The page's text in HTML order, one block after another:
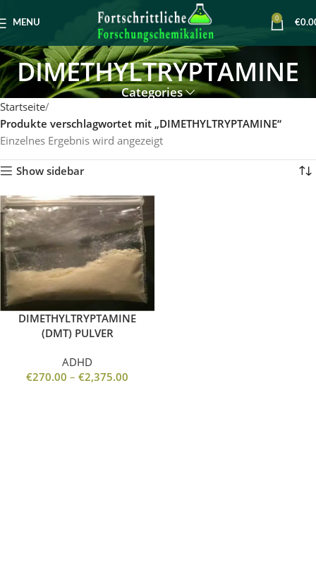
MENU
0
€
DIMETHYLTRYPTAMINE
Categories
Startseite
Produkte verschlagwortet mit „DIMETHYLTRYPTAMINE“
Einzelnes Ergebnis wird angezeigt
Show sidebar
DIMETHYLTRYPTAMINE
(DMT) PULVER
ADHD
€270.00 – €2,375.00